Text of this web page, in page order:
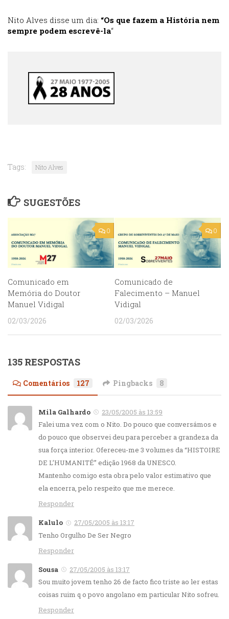
Nito Alves disse um dia: “Os que fazem a História nem
sempre podem escrevê-la“
Tags: Nito Alves
SUGESTÕES
0
Comunicado em
Memória do Doutor
Manuel Vidigal
02/03/2026
0
Comunicado de
Falecimento – Manuel
Vidigal
02/03/2026
135 RESPOSTAS
Comentários 127 Pingbacks 8
Mila Galhardo
23/05/2005 às 13:59
Falei uma vez com o Nito. Do pouco que conversámos e
do pouco que observei deu para perceber a grandeza da
sua força interior. Ofereceu-me 3 volumes da “HISTOIRE
DE L’HUMANITÉ” edição 1968 da UNESCO.
Mantenho comigo esta obra pelo valor estimativo que
ela encerra, pelo respeito que me merece.
Responder
Kalulo
27/05/2005 às 13:17
Tenho Orgulho De Ser Negro
Responder
Sousa
27/05/2005 às 13:17
Sou muito jovem tenho 26 de facto fico triste ao ler estas
coisas ruim q o povo angolano em particular Nito sofreu.
Responder